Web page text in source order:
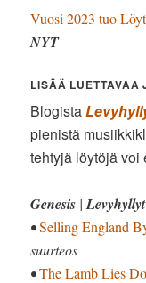
Vuosi 2023 tuo
NYT
LISÄÄ LUETTAVAA
Blogista
pienistä
tehtyjä löytöjä
Genesis |Levyhyllyt
•Selling England
suurteos
•The Lamb Lies